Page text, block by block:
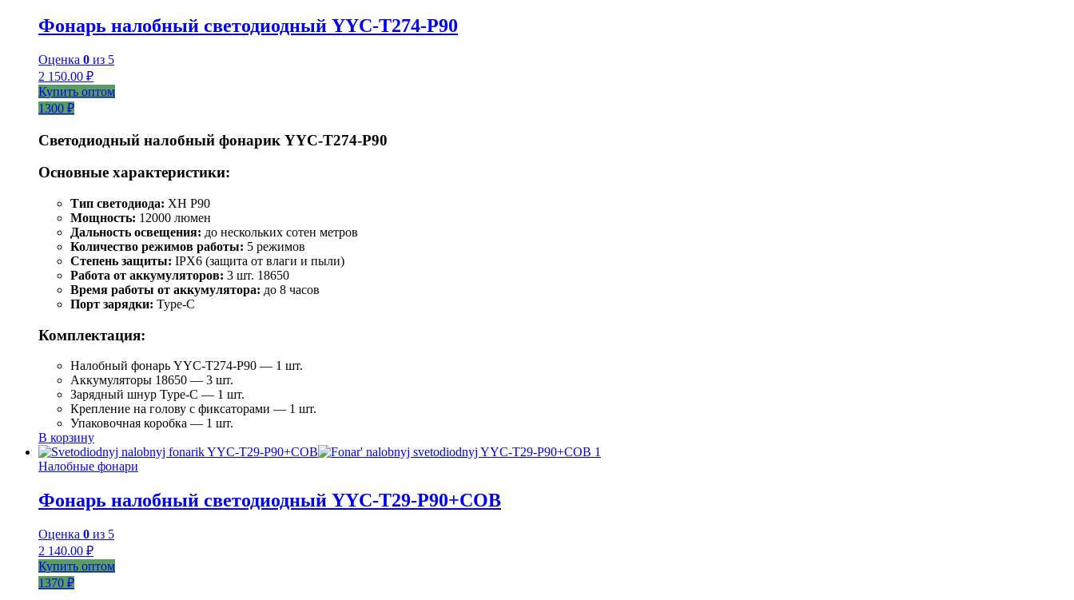
Фонарь налобный светодиодный YYC-T274-P90
Оценка 0 из 5
2 150.00 ₽
Купить оптом
1300 ₽
Светодиодный налобный фонарик YYC-T274-P90
Основные характеристики:
Тип светодиода: XH P90
Мощность: 12000 люмен
Дальность освещения: до нескольких сотен метров
Количество режимов работы: 5 режимов
Степень защиты: IPX6 (защита от влаги и пыли)
Работа от аккумуляторов: 3 шт. 18650
Время работы от аккумулятора: до 8 часов
Порт зарядки: Type-C
Комплектация:
Налобный фонарь YYC-T274-P90 — 1 шт.
Аккумуляторы 18650 — 3 шт.
Зарядный шнур Type-C — 1 шт.
Крепление на голову с фиксаторами — 1 шт.
Упаковочная коробка — 1 шт.
В корзину
Налобные фонари
Фонарь налобный светодиодный YYC-T29-P90+COB
Оценка 0 из 5
2 140.00 ₽
Купить оптом
1370 ₽